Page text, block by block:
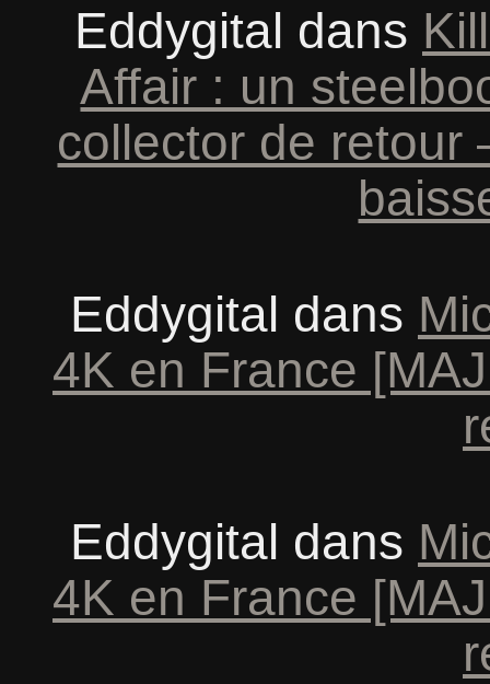
Eddygital dans
Affair : un
collector de retour
Eddygital dans
4K en France
Eddygital dans
4K en France